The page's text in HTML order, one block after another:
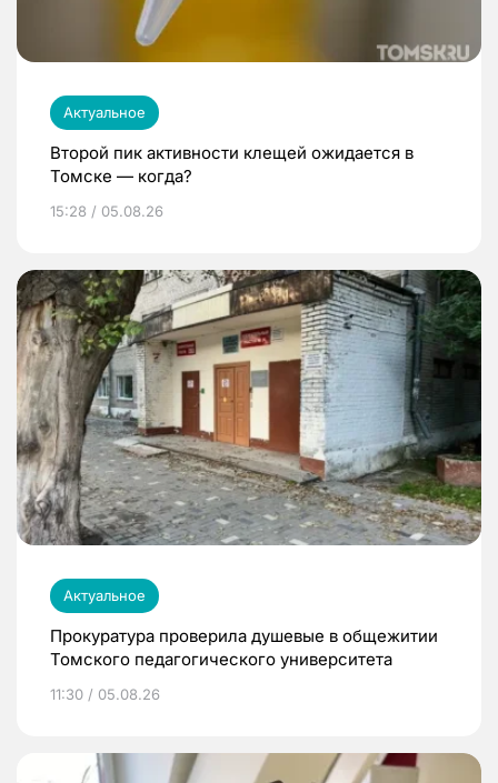
Актуальное
Второй пик активности клещей ожидается в
Томске — когда?
15:28 / 05.08.26
Актуальное
Прокуратура проверила душевые в общежитии
Томского педагогического университета
11:30 / 05.08.26